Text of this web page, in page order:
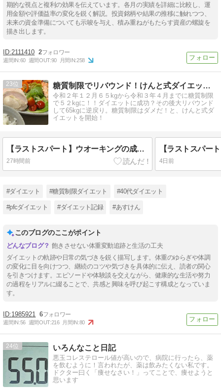
期的な視点と複利の効果を伝えています。各月の実績を詳細に比較し、運
用金額や評価益率の変化を鋭く解説。投資銘柄や結果の推移に触れつつ、
未来の資金準備についても示唆を与え、積み重ねがもたらす資産の螺旋を
描き出します。
2111410 2
週間IN:60 週間OUT:90 月間IN:258
23 糖質制限でリバウンド！けんと式ダイエットに挑戦中！
令和２年１２月６５kgから令和３年４月までに糖質制限
で５２kgに！！ダイエットに成功？その後大リバウンド
して65kgに逆戻り。糖質制限はダメだ！と、けんと式ダ
イエットを開始！
【ラストスパート】ウオーキングの成果か？急に変わったあの数値
27時間前 4日前
#ダイエット #糖質制限ダイエット #40代ダイエット
#pfcダイエット #ダイエット記録 #あすけん
このブログのここがポイント
飽きさせない体重変動追跡と生活の工夫
ダイエットの軌跡や日常の気づきを鋭く描写します。体重のゆらぎや体調
の変化に目を向けつつ、継続のコツや気づきを具体的に伝え、読者の関心
を引きつけます。エピソードや体験談を交えながら、健康的な生活や努力
の過程をリアルに綴ることで、共感と興味を呼び起こす構成となっていま
す。
1985921 6
週間IN:56 週間OUT:216 月間IN:80
24 いろんなこと日記
悪玉コレステロール値が高いので、病院に行ったら、薬
を飲むように！言われたが、薬は飲みたくない私です。
ドクター曰く「痩せなさい！」ってことで、痩せようと
思います